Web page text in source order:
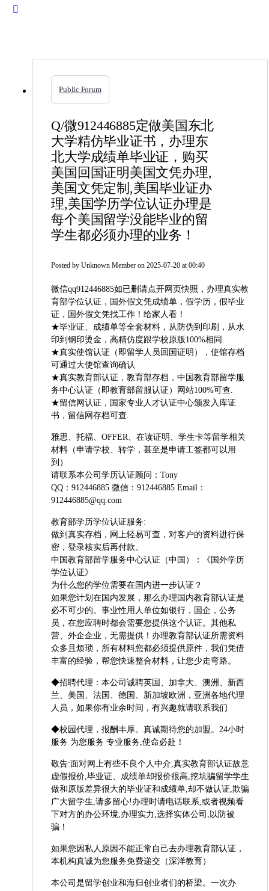
Public Forum
Q/微912446885定做美国东北
大学精仿毕业证书，办理东
北大学成绩单毕业证，购买
美国回国证明美国文凭办理,
美国文凭定制,美国毕业证办
理,美国学历学位认证办理是
每个美国留学没能毕业的留
学生都必须办理的业务！
Posted byUnknown Member on 2025-07-20 at 00:40
微信qq912446885如已删请点开网页快照，办理真实教
育部学位认证，国外假文凭成绩单，假学历，假毕业
证，国外假文凭找工作！给家人看！
★毕业证、成绩单等全套材料，从防伪到印刷，从水
印到钢印烫金，高精仿度跟学校原版100%相同.
★真实使馆认证（即留学人员回国证明），使馆存档
可通过大使馆查询确认
★真实教育部认证，教育部存档，中国教育部留学服
务中心认证（即教育部留服认证）网站100%可查.
★留信网认证，国家专业人才认证中心颁发入库证
书，留信网存档可查.
雅思、托福、OFFER、在读证明、学生卡等留学相关
材料（申请学校、转学，甚至是申请工签都可以用
到）
请联系本公司学历认证顾问：Tony
QQ：912446885 微信：912446885 Email：
912446885@qq.com
教育部学历学位认证服务:
做到真实存档，网上轻易可查，对客户的资料进行保
密，登录核实后再付款。
中国教育部留学服务中心认证（中国）：《国外学历
学位认证》
为什么您的学位需要在国内进一步认证？
如果您计划在国内发展，那么办理国内教育部认证是
必不可少的。事业性用人单位如银行，国企，公务
员，在您应聘时都会需要您提供这个认证。其他私
营、外企企业，无需提供！办理教育部认证所需资料
众多且烦琐，所有材料您都必须提供原件，我们凭借
丰富的经验，帮您快速整合材料，让您少走弯路。
◆招聘代理：本公司诚聘英国、加拿大、澳洲、新西
兰、美国、法国、德国、新加坡欧洲，亚洲各地代理
人员，如果你有业余时间，有兴趣就请联系我们
◆校园代理，报酬丰厚。真诚期待您的加盟。24小时
服务 为您服务 专业服务,使命必赴！
敬告:面对网上有些不良个人中介,真实教育部认证故意
虚假报价,毕业证、成绩单却报价很高,挖坑骗留学学生
做和原版差异很大的毕业证和成绩单,却不做认证,欺骗
广大留学生,请多留心!办理时请电话联系,或者视频看
下对方的办公环境,办理实力,选择实体公司,以防被
骗！
如果您因私人原因不能正常自己去办理教育部认证，
本机构真诚为您服务免费递交（深洋教育）
本公司是留学创业和海归创业者们的桥梁。一次办